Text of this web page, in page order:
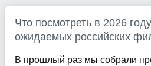
Что посмотреть в 2026
ожидаемых российских
В прошлый раз мы собрали